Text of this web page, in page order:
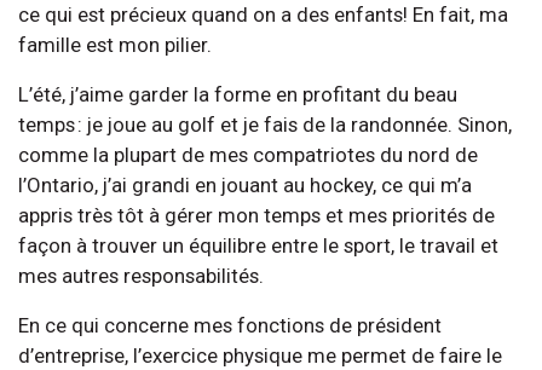
ce qui est précieux quand on a des enfants! En fait, ma
famille est mon pilier.
L’été, j’aime garder la forme en profitant du beau
temps : je joue au golf et je fais de la randonnée. Sinon,
comme la plupart de mes compatriotes du nord de
l’Ontario, j’ai grandi en jouant au hockey, ce qui m’a
appris très tôt à gérer mon temps et mes priorités de
façon à trouver un équilibre entre le sport, le travail et
mes autres responsabilités.
En ce qui concerne mes fonctions de président
d’entreprise, l’exercice physique me permet de faire le